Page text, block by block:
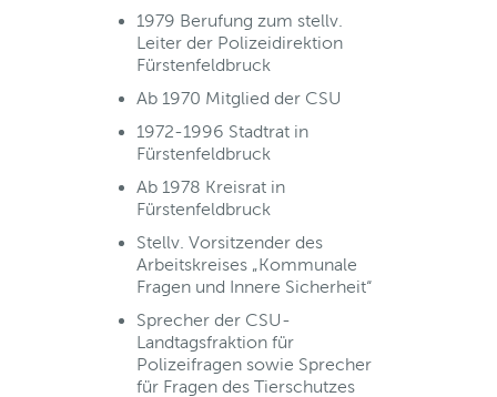
1979 Berufung zum stellv.
Leiter der Polizeidirektion
Fürstenfeldbruck
Ab 1970 Mitglied der CSU
1972-1996 Stadtrat in
Fürstenfeldbruck
Ab 1978 Kreisrat in
Fürstenfeldbruck
Stellv. Vorsitzender des
Arbeitskreises „Kommunale
Fragen und Innere Sicherheit“
Sprecher der CSU-
Landtagsfraktion für
Polizeifragen sowie Sprecher
für Fragen des Tierschutzes